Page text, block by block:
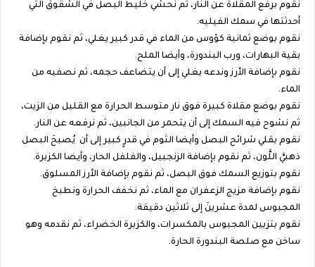
نقوم برفع المقلاة عن النار، ثم نحشي خليط البصل في الشقوق التي
أحدثتها في سمك الفيليه.
نقوم بوضع ثمانية كؤوس من الماء في قدر كبير يغلي، ثم نقوم بإضافة
بقية البهارات، ورب البندورة، وأيضا الملح.
نقوم بإضافة الأرز وندعه يغلي إلى أن يتضاعف حجمه، ثم نصفيه من
الماء.
نقوم بوضع مقلاة كبيرة فوق نار متوسط الحرارة مع القليل من الزيت،
ثم نشوح فيه السمك إلى أن يتحمر من الجانبين، ثم نرفعه عن النار.
نقوم بقلي شرائح البصل وأيضا الثوم في قدرٍ كبير إلى أن يُصبحَ البصل
ذهبيَّ اللَّون، ثم نقوم بإضافة الزنجبيل، والفلفل الحار، وأيضا الكزبرة.
نقوم بتوزيع السمك فوق البصل، ثم نقوم بإضافة الأرز المسلوق.
نقوم بإضافة مزيج الزعفران مع الماء، ثم نخفف الحرارة ونطبخ
المجبوس لمدة عشرينَ إلى ثلاثين دقيقة.
نقوم بتزيين المجبوس بالمكسرات، والكزبرة الخضراء، ثم نقدمه وهو
ساخن مع صلصة البندورة الحارة.